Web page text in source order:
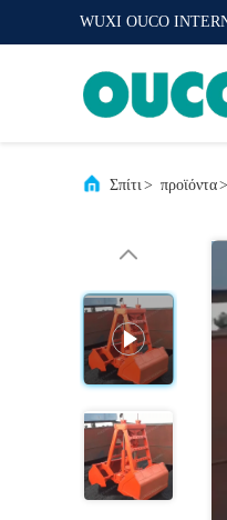
WUXI OUCO
Σπίτι> προϊόντα>